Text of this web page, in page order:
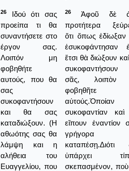
26
Ιδού ότι σας
προείπα τι θα
συναντήσετε στο
έργον σας.
Λοιπόν μη
φοβηθήτε
αυτούς, που θα
σας
συκοφαντήσουν
και θα σας
καταδιώξουν. (Η
αθωότης σας θα
λάμψη και η
αλήθεια του
Ευαγγελίου, που
26
Ἀφοῦ δὲ
προτήτερα
ὅτι ὅπως ἐδίωξαν
ἐσυκοφάντησαν
ἔτσι θὰ διώξουν
συκοφαντήσουν
σᾶς, λοιπὸν
φοβηθῆτε
αὐτούς.Ὁποίαν
συκοφαντίαν
εἴπουν ἐναντίον
γρήγορα
καταπέσῃ.Διότι
ὑπάρχει
σκεπασμένον,